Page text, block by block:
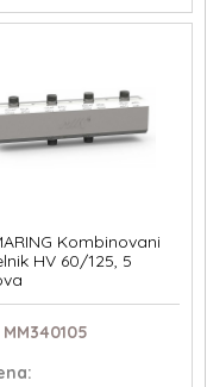
Kombinovani
HV 60/125, 5
MM340105